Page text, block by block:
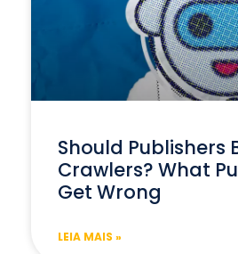
Should Publishers
Crawlers? What
Get Wrong
LEIA MAIS »